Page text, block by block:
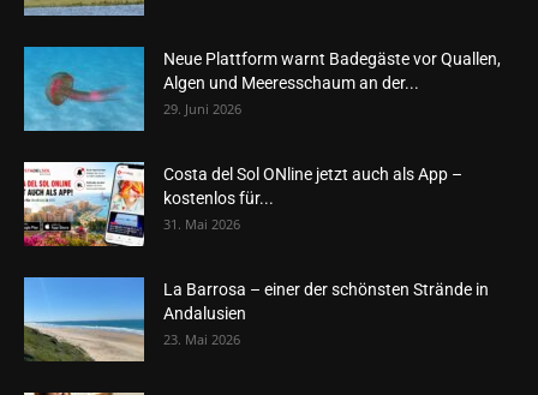
Neue Plattform warnt Badegäste vor Quallen,
Algen und Meeresschaum an der...
29. Juni 2026
Costa del Sol ONline jetzt auch als App –
kostenlos für...
31. Mai 2026
La Barrosa – einer der schönsten Strände in
Andalusien
23. Mai 2026